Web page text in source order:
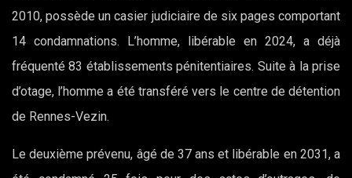
2010, possède un casier judiciaire de six pages comportant
14 condamnations. L’homme, libérable en 2024, a déjà
fréquenté 83 établissements pénitentiaires. Suite à la prise
d’otage, l’homme a été transféré vers le centre de détention
de Rennes-Vezin.
Le deuxième prévenu, âgé de 37 ans et libérable en 2031, a